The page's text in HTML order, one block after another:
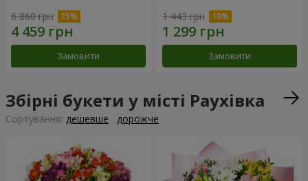
6 860 грн
Замовити
1 443 грн
Замовити
Збірні букети у місті Раухівка
Сортування: дешевше дорожче